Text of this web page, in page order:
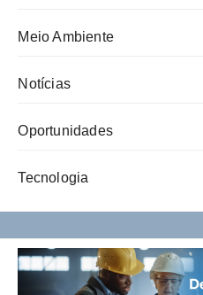
Meio Ambiente
Notícias
Oportunidades
Tecnologia